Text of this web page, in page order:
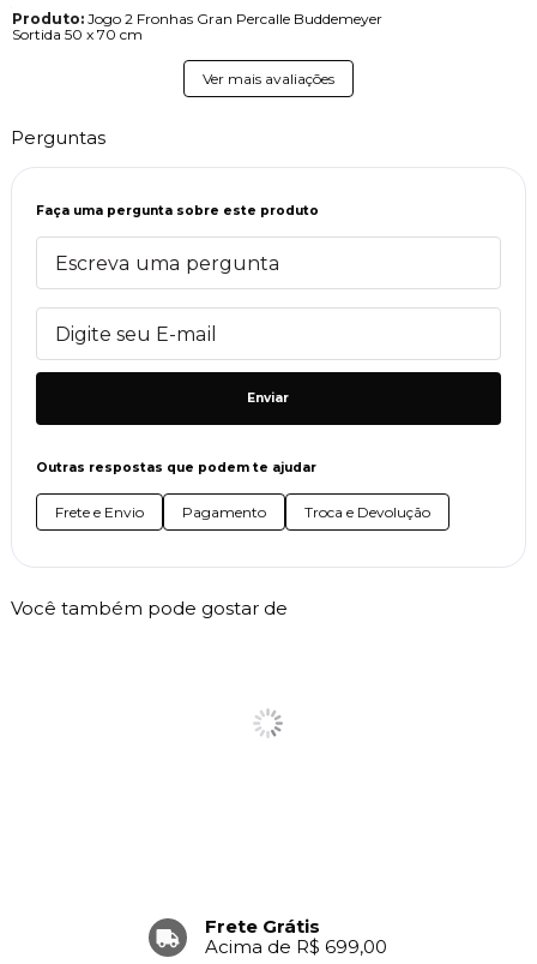
Produto:Jogo 2 Fronhas Gran Percalle Buddemeyer
Sortida 50 x 70 cm
Ver mais avaliações
Perguntas
Faça uma pergunta sobre este produto
Enviar
Outras respostas que podem te ajudar
Frete e Envio Pagamento Troca e Devolução
Você também pode gostar de
Frete Grátis
Acima de R$ 699,00